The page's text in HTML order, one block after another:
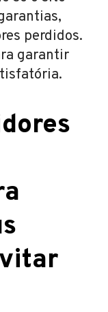
perdidos.
garantir